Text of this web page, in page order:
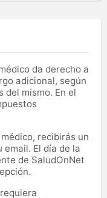
da derecho a
adicional, según
del mismo. En el
recibirás un
El día de la
de SaludOnNet